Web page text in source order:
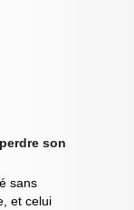
son
sans
et celui